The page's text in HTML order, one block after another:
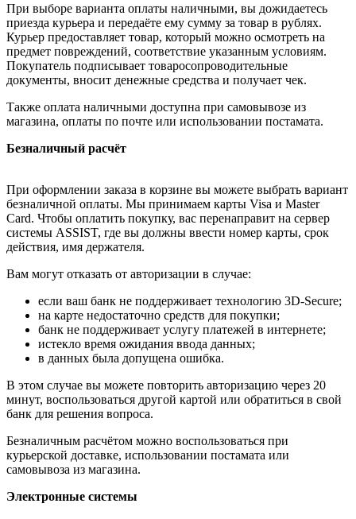
При выборе варианта оплаты наличными, вы дожидаетесь
приезда курьера и передаёте ему сумму за товар в рублях.
Курьер предоставляет товар, который можно осмотреть на
предмет повреждений, соответствие указанным условиям.
Покупатель подписывает товаросопроводительные
документы, вносит денежные средства и получает чек.
Также оплата наличными доступна при самовывозе из
магазина, оплаты по почте или использовании постамата.
Безналичный расчёт
При оформлении заказа в корзине вы можете выбрать вариант
безналичной оплаты. Мы принимаем карты Visa и Master
Card. Чтобы оплатить покупку, вас перенаправит на сервер
системы ASSIST, где вы должны ввести номер карты, срок
действия, имя держателя.
Вам могут отказать от авторизации в случае:
если ваш банк не поддерживает технологию 3D-Secure;
на карте недостаточно средств для покупки;
банк не поддерживает услугу платежей в интернете;
истекло время ожидания ввода данных;
в данных была допущена ошибка.
В этом случае вы можете повторить авторизацию через 20
минут, воспользоваться другой картой или обратиться в свой
банк для решения вопроса.
Безналичным расчётом можно воспользоваться при
курьерской доставке, использовании постамата или
самовывоза из магазина.
Электронные системы